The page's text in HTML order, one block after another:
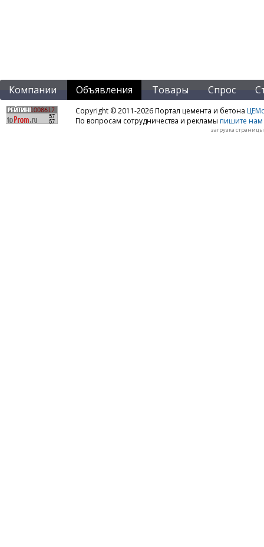
Компании Объявления Товары Спрос
Copyright © 2011-2026 Портал цемента и бетона
По вопросам сотрудничества и рекламы пишите нам
загрузка